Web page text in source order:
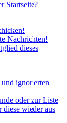
Startseite?
Nachrichten!
dieses
ignorierten
oder zur Liste
wieder aus